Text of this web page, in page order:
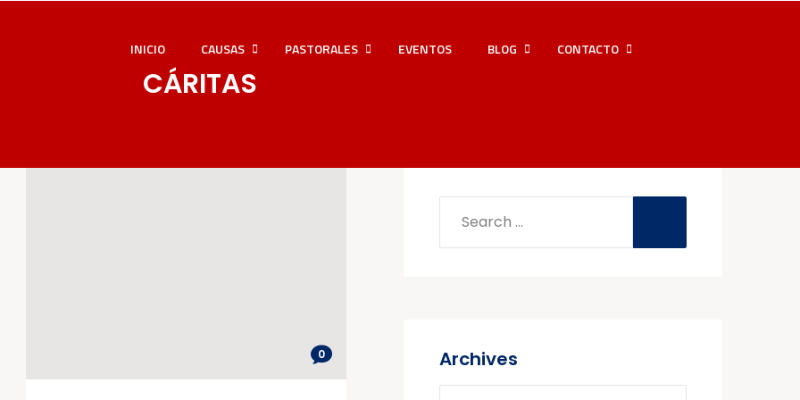
INICIO CAUSAS PASTORALES EVENTOS BLOG CONTACTO
CÁRITAS
0 Archives